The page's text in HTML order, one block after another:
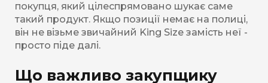
покупця, який цілеспрямовано шукає саме
такий продукт. Якщо позиції немає на полиці,
він не візьме звичайний King Size замість неї -
просто піде далі.
Що важливо закупщику